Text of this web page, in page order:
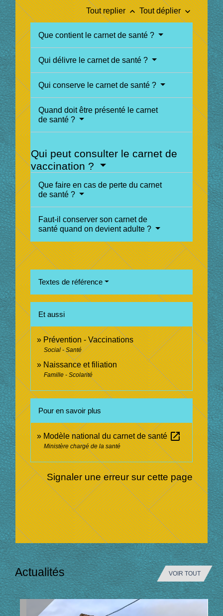
Tout replierkeyboard_arrow_up Tout déplierkeyboard_arrow_down
Que contient le carnet de santé ?
Qui délivre le carnet de santé ?
Qui conserve le carnet de santé ?
Quand doit être présenté le carnet
de santé ?
Qui peut consulter le carnet de
vaccination ?
Que faire en cas de perte du carnet
de santé ?
Faut-il conserver son carnet de
santé quand on devient adulte ?
Textes de référence
Et aussi
Prévention - Vaccinations
Social - Santé
Naissance et filiation
Famille - Scolarité
Pour en savoir plus
Modèle national du carnet de santéopen_in_new
Ministère chargé de la santé
Signaler une erreur sur cette page
Actualités VOIR TOUT